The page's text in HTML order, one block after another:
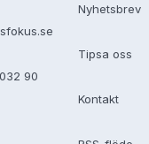
90
Nyhetsbrev
Tipsa oss
Kontakt